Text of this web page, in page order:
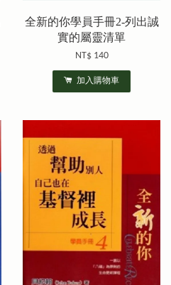
全新的你學員手冊2-列出誠
實的屬靈清單
NT$ 140
加入購物車